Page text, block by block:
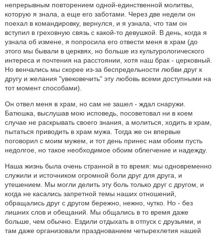
непрерывным повторением одной-единственной молитвы,
которую я знала, а еще его заботами. Через две недели он
поехал в командировку, вернулся, и я узнала, что там он
вступил в греховную связь с какой-то девушкой. В день, когда я
узнала об измене, я попросила его отвести меня в храм (до
этого мы бывали в церквях, но больше из культурологического
интереса и почтения на расстоянии, хотя наш брак - церковный.
Но венчались мы скорее из-за беспредельности любви друг к
другу и желания "увековечить" эту любовь всеми доступными на
тот момент способами).
Он отвел меня в храм, но сам не зашел - ждал снаружи.
Батюшка, выслушав мою исповедь, посоветовал ни в коем
случае не раскрывать своего знания, а молиться, ходить в храм,
пытаться приводить в храм мужа. Тогда же он впервые
поговорил с моим мужем, и тот день принес нам обоим пусть
недолгое, но такое необходимое обоим облегчение и надежду.
Наша жизнь была очень странной в то время: мы одновременно
служили и источником огромной боли друг для друга, и
утешением. Мы могли делить эту боль только друг с другом, и
когда не касались запретной темы наших отношений,
обращались друг с другом бережно, нежно, чутко. Но - без
лишних слов и обещаний. Мы общались в то время даже
больше, чем обычно. Ездили отдыхать в отпуск с друзьями, и
там даже организовали празднованием четырехлетия нашей